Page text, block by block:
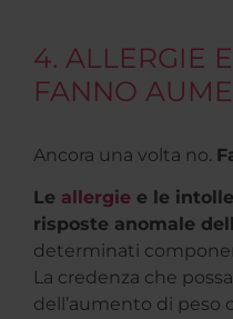
4. ALLERGIE
FANNO
Ancora una volta no.
Le allergie e le
risposte anomale
determinati
La credenza che
dell’aumento di peso